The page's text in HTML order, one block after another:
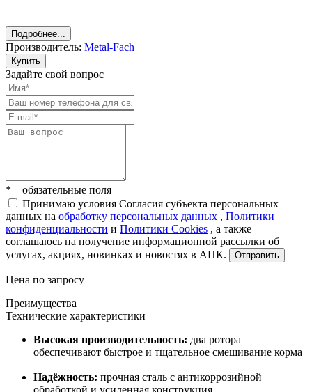
Подробнее...
Производитель: Metal-Fach
Купить
Задайте свой вопрос
* – обязательные поля
Принимаю условия Согласия субъекта персональных
данных на обработку персональных данных , Политики
конфиденциальности и Политики Cookies , а также
соглашаюсь на получение информационной рассылки об
услугах, акциях, новинках и новостях в АПК.
Отправить
Цена по запросу
Преимущества
Технические характеристики
Высокая производительность: два ротора
обеспечивают быстрое и тщательное смешивание корма
Надёжность: прочная сталь с антикоррозийной